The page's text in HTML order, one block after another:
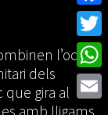
l’oci,
dels
gira al
amb lligams